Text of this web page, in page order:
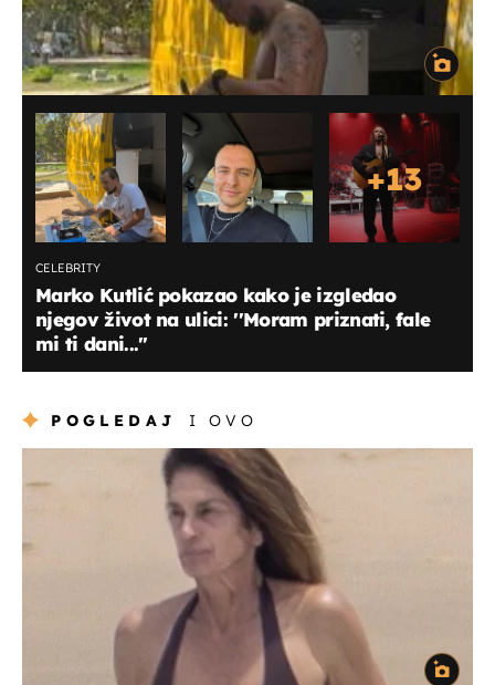
+13
CELEBRITY
Marko Kutlić pokazao kako je izgledao
njegov život na ulici: ''Moram priznati, fale
mi ti dani...''
POGLEDAJ I OVO